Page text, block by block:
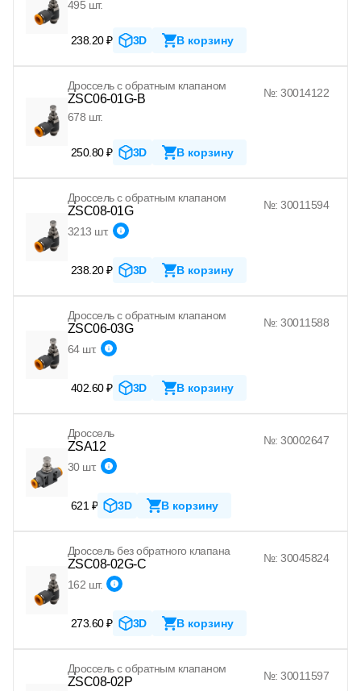
495 шт.
238.20 ₽ 3D В корзину
Дроссель с обратным клапаном
ZSC06-01G-B
№: 30014122
678 шт.
250.80 ₽ 3D В корзину
Дроссель с обратным клапаном
ZSC08-01G №: 30011594
3213 шт.
238.20 ₽ 3D В корзину
Дроссель с обратным клапаном
ZSC06-03G №: 30011588
64 шт.
402.60 ₽ 3D В корзину
Дроссель
ZSA12 №: 30002647
30 шт.
621 ₽ 3D В корзину
Дроссель без обратного клапана
ZSC08-02G-C №: 30045824
162 шт.
273.60 ₽ 3D В корзину
Дроссель с обратным клапаном
ZSC08-02P №: 30011597